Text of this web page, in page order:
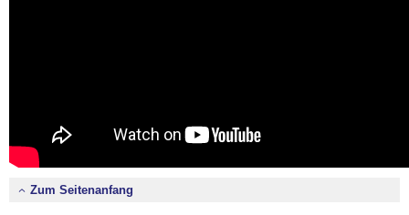
Zum Seitenanfang